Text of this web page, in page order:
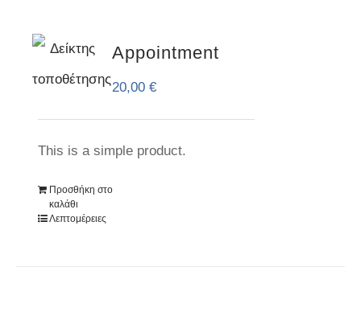
Appointment
20,00€
This is a simple product.
Προσθήκη στο
καλάθι
Λεπτομέρειες